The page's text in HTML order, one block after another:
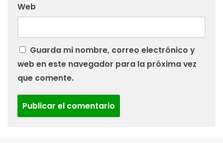
Web
Guarda mi nombre, correo electrónico y
web en este navegador para la próxima vez
que comente.